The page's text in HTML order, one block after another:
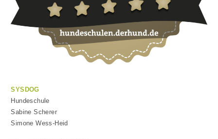
SYSDOG
Hundeschule
Sabine Scherer
Simone Wess-Heid